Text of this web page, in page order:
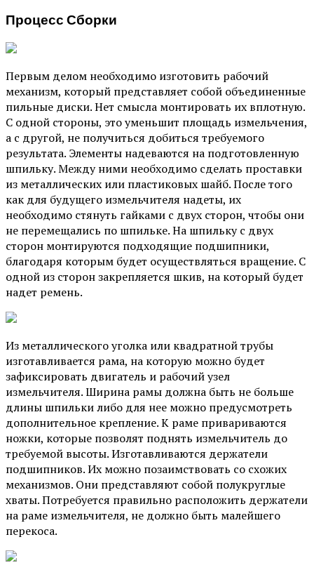
Процесс Сборки
Первым делом необходимо изготовить рабочий
механизм, который представляет собой объединенные
пильные диски. Нет смысла монтировать их вплотную.
С одной стороны, это уменьшит площадь измельчения,
а с другой, не получиться добиться требуемого
результата. Элементы надеваются на подготовленную
шпильку. Между ними необходимо сделать проставки
из металлических или пластиковых шайб. После того
как для будущего измельчителя надеты, их
необходимо стянуть гайками с двух сторон, чтобы они
не перемещались по шпильке. На шпильку с двух
сторон монтируются подходящие подшипники,
благодаря которым будет осуществляться вращение. С
одной из сторон закрепляется шкив, на который будет
надет ремень.
Из металлического уголка или квадратной трубы
изготавливается рама, на которую можно будет
зафиксировать двигатель и рабочий узел
измельчителя. Ширина рамы должна быть не больше
длины шпильки либо для нее можно предусмотреть
дополнительное крепление. К раме привариваются
ножки, которые позволят поднять измельчитель до
требуемой высоты. Изготавливаются держатели
подшипников. Их можно позаимствовать со схожих
механизмов. Они представляют собой полукруглые
хваты. Потребуется правильно расположить держатели
на раме измельчителя, не должно быть малейшего
перекоса.